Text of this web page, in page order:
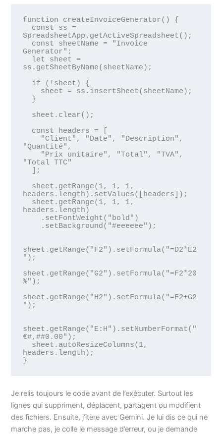
function createInvoiceGenerator() {
SpreadsheetApp.getActiveSpreadsheet();
Generator";
ss.getSheetByName(sheetName);
"Quantité",
"Total TTC"
headers.length).setValues([headers]);
headers.length)
sheet.getRange("F2").setFormula("=D2*E2
");
sheet.getRange("G2").setFormula("=F2*20
%");
sheet.getRange("H2").setFormula("=F2+G2
");
sheet.getRange("E:H").setNumberFormat("
€#,##0.00");
headers.length);
}
Je relis toujours le code avant de l’exécuter. Surtout les
lignes qui suppriment, déplacent, partagent ou modifient
des fichiers. Ensuite, j’itère avec Gemini. Je lui dis ce qui ne
marche pas, je colle le message d’erreur, ou je demande